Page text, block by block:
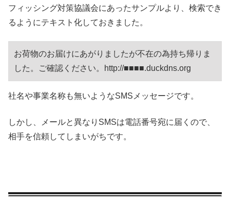
フィッシング対策協議会にあったサンプルより、検索でき
るようにテキスト化しておきました。
お荷物のお届けにあがりましたが不在の為持ち帰りま
した。ご確認ください。http://■■■■.duckdns.org
社名や事業名称も無いようなSMSメッセージです。
しかし、メールと異なりSMSは電話番号宛に届くので、
相手を信頼してしまいがちです。